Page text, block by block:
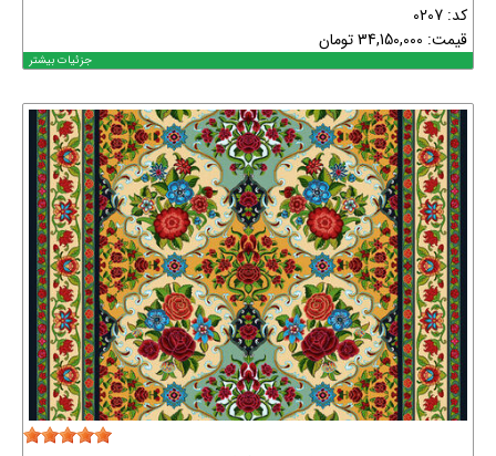
کد: 0207
قیمت: 34,150,000تومان
جزئیات بیشتر